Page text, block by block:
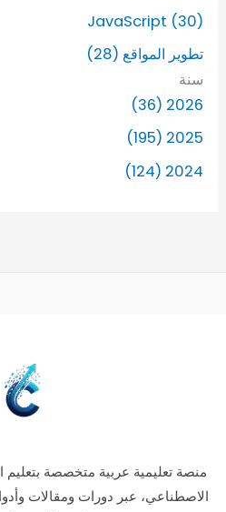
JavaScript (30)
تطوير المواقع (28)
سنة
2026 (36)
2025 (195)
2024 (124)
منصة تعليمية عربية متخصصة بتعليم
الاصطناعي، عبر دورات ومقالات